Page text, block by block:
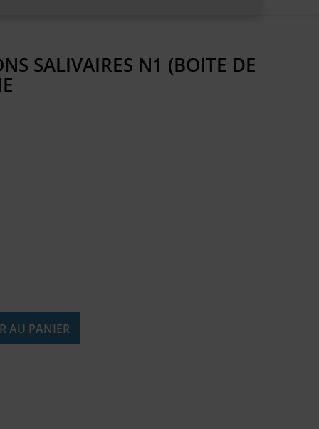
SALIVAIRES N1 (BOITE DE
AU PANIER